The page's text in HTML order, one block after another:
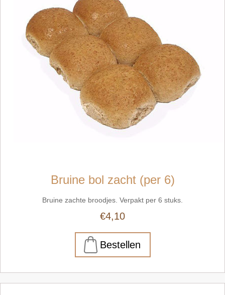
Bruine bol zacht (per 6)
Bruine zachte broodjes. Verpakt per 6 stuks.
€4,10